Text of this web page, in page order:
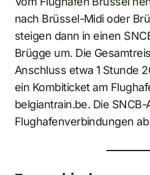
nach Brüssel-Midi oder
steigen dann in einen
Brügge um. Die
Anschluss etwa 1 Stunde
ein Kombiticket am
belgiantrain.be. Die
Flughafenverbindungen